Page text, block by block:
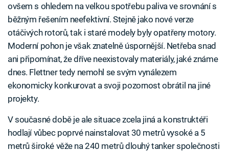
ovšem s ohledem na velkou spotřebu paliva ve srovnání s
běžným řešením neefektivní. Stejně jako nové verze
otáčivých rotorů, tak i staré modely byly opatřeny motory.
Moderní pohon je však znatelně úspornější. Netřeba snad
ani připomínat, že dříve neexistovaly materiály, jaké známe
dnes. Flettner tedy nemohl se svým vynálezem
ekonomicky konkurovat a svoji pozornost obrátil na jiné
projekty.
V současné době je ale situace zcela jiná a konstruktéři
hodlají vůbec poprvé nainstalovat 30 metrů vysoké a 5
metrů široké věže na 240 metrů dlouhý tanker společnosti